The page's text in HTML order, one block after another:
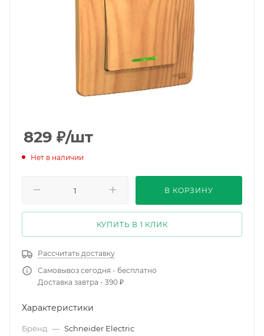
829 ₽/шт
Нет в наличии
В КОРЗИНУ
КУПИТЬ В 1 КЛИК
Рассчитать доставку
Самовывоз сегодня - бесплатно
Доставка завтра - 390 ₽
Характеристики
Бренд — Schneider Electric